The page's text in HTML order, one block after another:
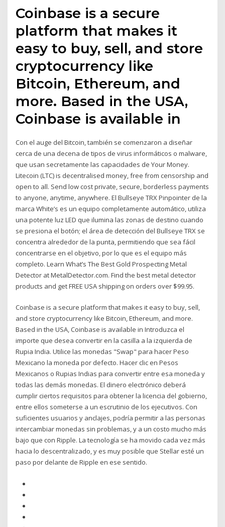
Coinbase is a secure
platform that makes it
easy to buy, sell, and store
cryptocurrency like
Bitcoin, Ethereum, and
more. Based in the USA,
Coinbase is available in
Con el auge del Bitcoin, también se comenzaron a diseñar
cerca de una decena de tipos de virus informáticos o malware,
que usan secretamente las capacidades de Your Money.
Litecoin (LTC) is decentralised money, free from censorship and
open to all. Send low cost private, secure, borderless payments
to anyone, anytime, anywhere. El Bullseye TRX Pinpointer de la
marca White’s es un equipo completamente automático, utiliza
una potente luz LED que ilumina las zonas de destino cuando
se presiona el botón; el área de detección del Bullseye TRX se
concentra alrededor de la punta, permitiendo que sea fácil
concentrarse en el objetivo, por lo que es el equipo más
completo. Learn What’s The Best Gold Prospecting Metal
Detector at MetalDetector.com. Find the best metal detector
products and get FREE USA shipping on orders over $99.95.
Coinbase is a secure platform that makes it easy to buy, sell,
and store cryptocurrency like Bitcoin, Ethereum, and more.
Based in the USA, Coinbase is available in Introduzca el
importe que desea convertir en la casilla a la izquierda de
Rupia India. Utilice las monedas "Swap" para hacer Peso
Mexicano la moneda por defecto. Hacer clic en Pesos
Mexicanos o Rupias Indias para convertir entre esa moneda y
todas las demás monedas. El dinero electrónico deberá
cumplir ciertos requisitos para obtener la licencia del gobierno,
entre ellos someterse a un escrutinio de los ejecutivos. Con
suficientes usuarios y anclajes, podría permitir a las personas
intercambiar monedas sin problemas, y a un costo mucho más
bajo que con Ripple. La tecnología se ha movido cada vez más
hacia lo descentralizado, y es muy posible que Stellar esté un
paso por delante de Ripple en ese sentido.